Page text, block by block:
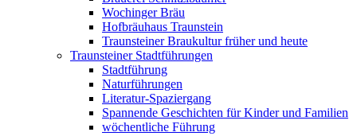
Wochinger Bräu
Hofbräuhaus Traunstein
Traunsteiner Braukultur früher und heute
Traunsteiner Stadtführungen
Stadtführung
Naturführungen
Literatur-Spaziergang
Spannende Geschichten für Kinder und Familien
wöchentliche Führung